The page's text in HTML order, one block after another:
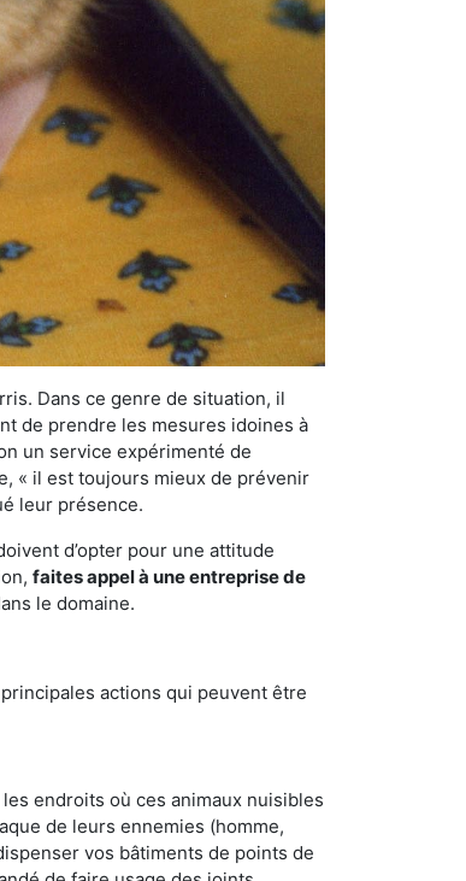
Dans ce genre de situation, il
de prendre les mesures idoines à
un service expérimenté de
« il est toujours mieux de prévenir
leur présence.
d’opter pour une attitude
faites appel à une entreprise de
le domaine.
actions qui peuvent être
endroits où ces animaux nuisibles
de leurs ennemies (homme,
vos bâtiments de points de